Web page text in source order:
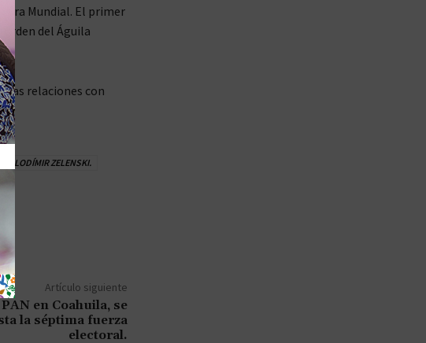
Mundial. El primer
del Águila
las relaciones con
VOLODÍMIR ZELENSKI.
Artículo siguiente
en Coahuila, se
la séptima fuerza
electoral.